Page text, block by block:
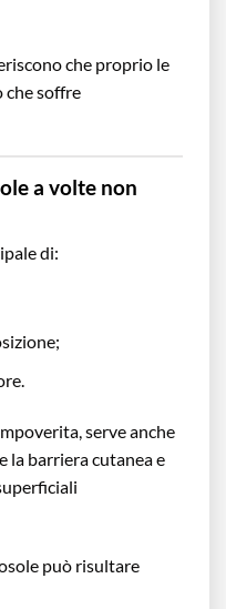
che proprio le
che soffre
a volte non
di:
serve anche
la barriera cutanea e
può risultare